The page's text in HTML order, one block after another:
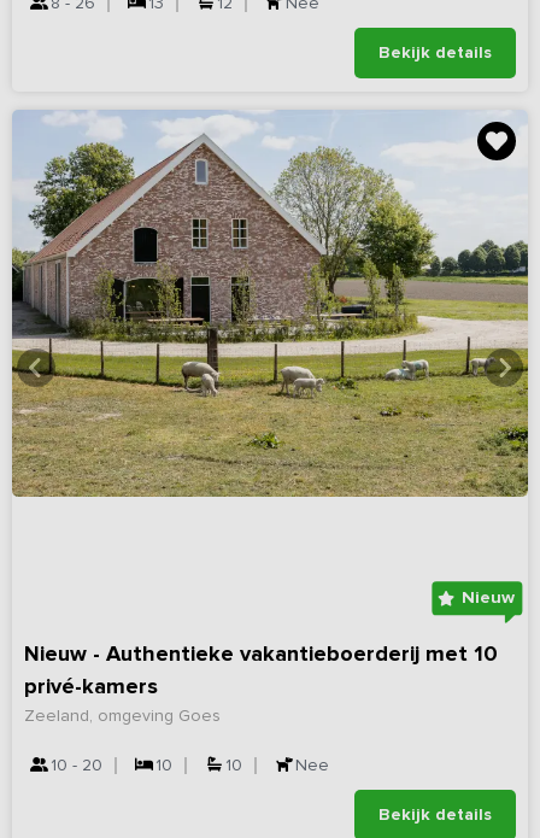
Bekijk details
Nieuw
Nieuw - Authentieke vakantieboerderij met 10
privé-kamers
Zeeland, omgeving Goes
10 - 20 10 10 Nee
Bekijk details